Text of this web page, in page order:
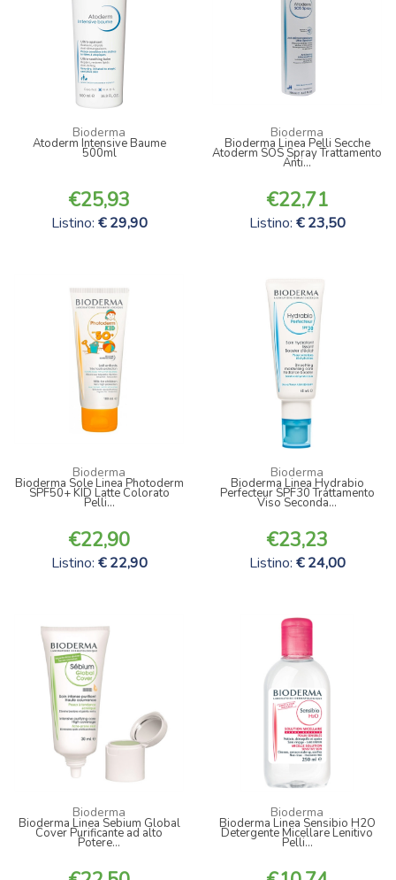
Bioderma
Atoderm Intensive Baume
500ml
25,93
Listino: 29,90
Bioderma
Bioderma Linea Pelli Secche
Atoderm SOS Spray Trattamento
Anti...
22,71
Listino: 23,50
Bioderma
Bioderma Sole Linea Photoderm
SPF50+ KID Latte Colorato
Pelli...
22,90
Listino: 22,90
Bioderma
Bioderma Linea Hydrabio
Perfecteur SPF30 Trattamento
Viso Seconda...
23,23
Listino: 24,00
Bioderma
Bioderma Linea Sebium Global
Cover Purificante ad alto
Potere...
Bioderma
Bioderma Linea Sensibio H2O
Detergente Micellare Lenitivo
Pelli...